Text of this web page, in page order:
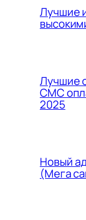
Лучшие
Лучшие
СМС
2025
Новый
(Мега